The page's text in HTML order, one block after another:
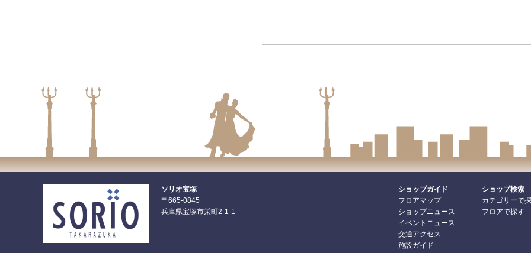
ソリオ宝塚
〒665-0845
兵庫県宝塚市栄町2-1-1
ショップガイド
フロアマップ
ショップニュース
イベントニュース
交通アクセス
施設ガイド
ショップ検索
カテゴリーで
フロアで探す